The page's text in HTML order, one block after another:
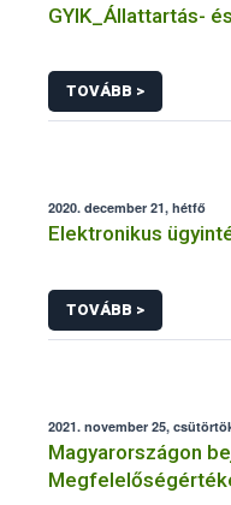
GYIK_Állattartás-
TOVÁBB >
2020. december 21, hétfő
Elektronikus
TOVÁBB >
2021. november 25,
Magyarországon